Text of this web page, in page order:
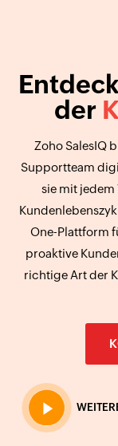
der
Zoho SalesIQ
Supportteam
sie mit jedem
One-Plattform
proaktive
richtige Art der